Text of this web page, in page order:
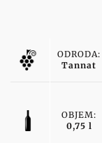
ODRODA:
Tannat
OBJEM:
0,75 l